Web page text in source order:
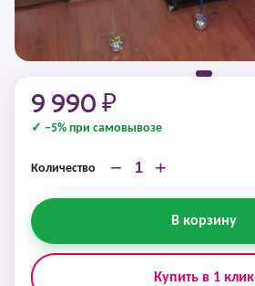
9 990 ₽
✓ −5% при самовывозе
Количество − +
В корзину
Купить в 1 клик